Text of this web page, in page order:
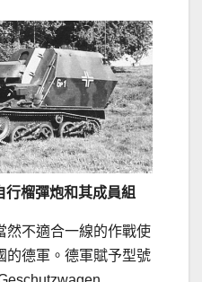
行榴彈炮和其成員組
然不適合一線的作戰使
的德軍。德軍賦予型號